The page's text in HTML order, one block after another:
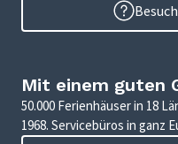
Mit einem guten
50.000 Ferienhäuser in 18
1968. Servicebüros in ganz